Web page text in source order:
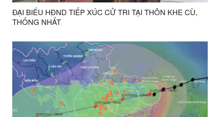
ĐẠI BIỂU HĐND TIẾP XÚC CỬ TRI TẠI THÔN KHE CÙ,
THỐNG NHẤT